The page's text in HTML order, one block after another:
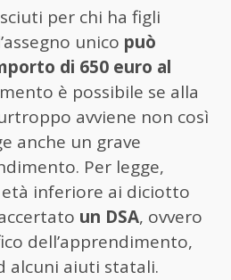
per chi ha figli
unico può
di 650 euro al
è possibile se alla
avviene non così
anche un grave
Per legge,
inferiore ai diciotto
un DSA, ovvero
dell’apprendimento,
alcuni aiuti statali.